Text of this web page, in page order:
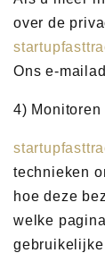
over de
Ons e-
4)
technieken
hoe deze
welke